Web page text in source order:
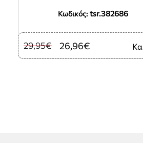
Κωδικός: tsr.382686
26,96€
29,95€